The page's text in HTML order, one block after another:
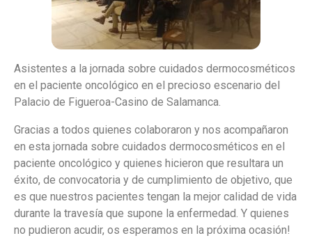
Asistentes a la jornada sobre cuidados dermocosméticos
en el paciente oncológico en el precioso escenario del
Palacio de Figueroa-Casino de Salamanca.
Gracias a todos quienes colaboraron y nos acompañaron
en esta jornada sobre cuidados dermocosméticos en el
paciente oncológico y quienes hicieron que resultara un
éxito, de convocatoria y de cumplimiento de objetivo, que
es que nuestros pacientes tengan la mejor calidad de vida
durante la travesía que supone la enfermedad. Y quienes
no pudieron acudir, os esperamos en la próxima ocasión!